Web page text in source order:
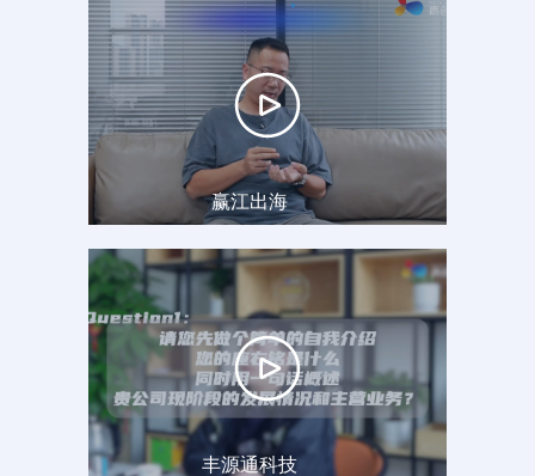
赢江出海
丰源通科技